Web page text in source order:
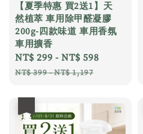
【夏季特惠 買2送1】天
然植萃 車用除甲醛凝膠
200g-四款味道 車用香氛
車用擴香
Sale
price
NT$ 299 -NT$ 598
NT$ 399-NT$ 1,197